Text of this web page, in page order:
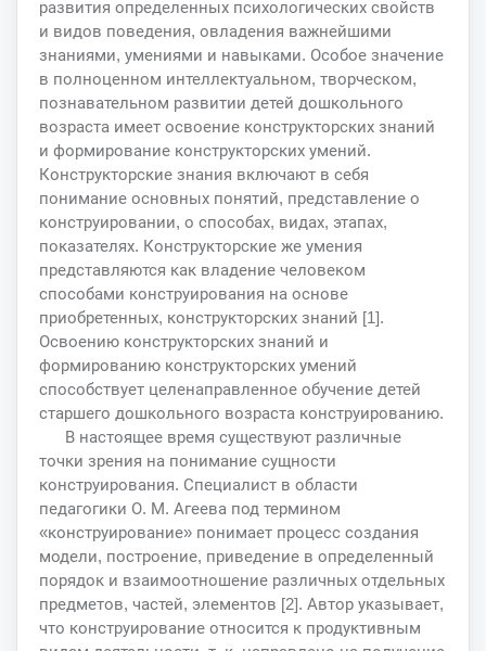
развития определенных психологических свойств
и видов поведения, овладения важнейшими
знаниями, умениями и навыками. Особое значение
в полноценном интеллектуальном, творческом,
познавательном развитии детей дошкольного
возраста имеет освоение конструкторских знаний
и формирование конструкторских умений.
Конструкторские знания включают в себя
понимание основных понятий, представление о
конструировании, о способах, видах, этапах,
показателях. Конструкторские же умения
представляются как владение человеком
способами конструирования на основе
приобретенных, конструкторских знаний [1].
Освоению конструкторских знаний и
формированию конструкторских умений
способствует целенаправленное обучение детей
старшего дошкольного возраста конструированию.
В настоящее время существуют различные
точки зрения на понимание сущности
конструирования. Специалист в области
педагогики О. М. Агеева под термином
«конструирование» понимает процесс создания
модели, построение, приведение в определенный
порядок и взаимоотношение различных отдельных
предметов, частей, элементов [2]. Автор указывает,
что конструирование относится к продуктивным